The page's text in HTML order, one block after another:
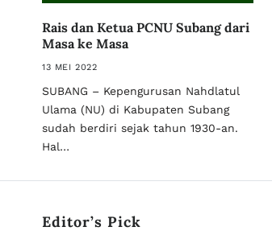
Rais dan Ketua PCNU Subang dari
Masa ke Masa
13 MEI 2022
SUBANG – Kepengurusan Nahdlatul
Ulama (NU) di Kabupaten Subang
sudah berdiri sejak tahun 1930-an.
Hal…
Editor’s Pick